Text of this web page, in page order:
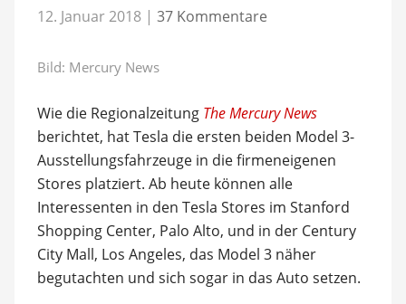
12. Januar 2018 | 37 Kommentare
Bild: Mercury News
Wie die Regionalzeitung The Mercury News
berichtet, hat Tesla die ersten beiden Model 3-
Ausstellungsfahrzeuge in die firmeneigenen
Stores platziert. Ab heute können alle
Interessenten in den Tesla Stores im Stanford
Shopping Center, Palo Alto, und in der Century
City Mall, Los Angeles, das Model 3 näher
begutachten und sich sogar in das Auto setzen.